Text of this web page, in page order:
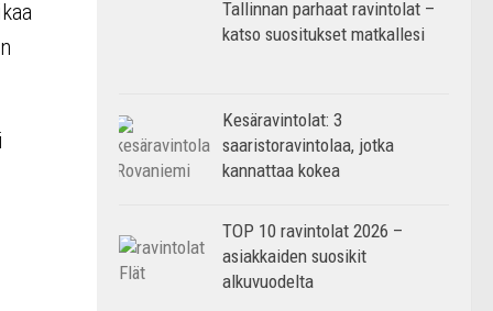
Tallinnan parhaat ravintolat –
katso suositukset matkallesi
Kesäravintolat: 3
saaristoravintolaa, jotka
kannattaa kokea
TOP 10 ravintolat 2026 –
asiakkaiden suosikit
alkuvuodelta